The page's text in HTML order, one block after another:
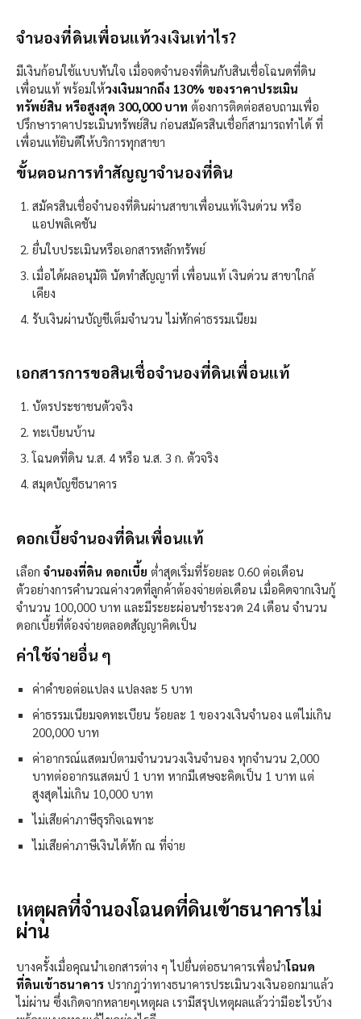
จำนองที่ดินเพื่อนแท้วงเงินเท่าไร?​
มีเงินก้อนใช้แบบทันใจ เมื่อจดจำนองที่ดินกับสินเชื่อโฉนดที่ดิน
เพื่อนแท้ พร้อมให้วงเงินมากถึง 130% ของราคาประเมิน
ทรัพย์สิน หรือสูงสุด 300,000 บาท ต้องการติดต่อสอบถามเพื่อ
ปรึกษาราคาประเมินทรัพย์สิน ก่อนสมัครสินเชื่อก็สามารถทำได้ ที่
เพื่อนแท้ยินดีให้บริการทุกสาขา
ขั้นตอนการทำสัญญาจำนองที่ดิน
สมัครสินเชื่อจำนองที่ดินผ่านสาขาเพื่อนแท้เงินด่วน หรือ
แอปพลิเคชัน
ยื่นใบประเมินหรือเอกสารหลักทรัพย์
เมื่อได้ผลอนุมัติ นัดทำสัญญาที่ เพื่อนแท้ เงินด่วน สาขาใกล้
เคียง
รับเงินผ่านบัญชีเต็มจำนวน ไม่หักค่าธรรมเนียม
เอกสารการขอสินเชื่อจำนองที่ดินเพื่อนแท้​
บัตรประชาชนตัวจริง
ทะเบียนบ้าน
โฉนดที่ดิน น.ส. 4 หรือ น.ส. 3 ก. ตัวจริง
สมุดบัญชีธนาคาร
ดอกเบี้ยจํานองที่ดินเพื่อนแท้​
เลือก จำนองที่ดิน ดอกเบี้ย ต่ำสุดเริ่มที่ร้อยละ 0.60 ต่อเดือน
ตัวอย่างการคำนวณค่างวดที่ลูกค้าต้องจ่ายต่อเดือน เมื่อคิดจากเงินกู้
จำนวน 100,000 บาท และมีระยะผ่อนชำระงวด 24 เดือน จำนวน
ดอกเบี้ยที่ต้องจ่ายตลอดสัญญาคิดเป็น
ค่าใช้จ่ายอื่น ๆ
ค่าคำขอต่อแปลง แปลงละ 5 บาท
ค่าธรรมเนียมจดทะเบียน ร้อยละ 1 ของวงเงินจำนอง แต่ไม่เกิน
200,000 บาท
ค่าอากรณ์แสตมป์ตามจำนวนวงเงินจำนอง ทุกจำนวน 2,000
บาทต่ออากรแสตมป์ 1 บาท หากมีเศษจะคิดเป็น 1 บาท แต่
สูงสุดไม่เกิน 10,000 บาท
ไม่เสียค่าภาษีธุรกิจเฉพาะ
ไม่เสียค่าภาษีเงินได้หัก ณ ที่จ่าย
เหตุผลที่จำนองโฉนดที่ดินเข้าธนาคารไม่
ผ่าน
บางครั้งเมื่อคุณนำเอกสารต่าง ๆ ไปยื่นต่อธนาคารเพื่อนำโฉนด
ที่ดินเข้าธนาคาร ปรากฎว่าทางธนาคารประเมินวงเงินออกมาแล้ว
ไม่ผ่าน ซึ่งเกิดจากหลายๆเหตุผล เรามีสรุปเหตุผลแล้วว่ามีอะไรบ้าง